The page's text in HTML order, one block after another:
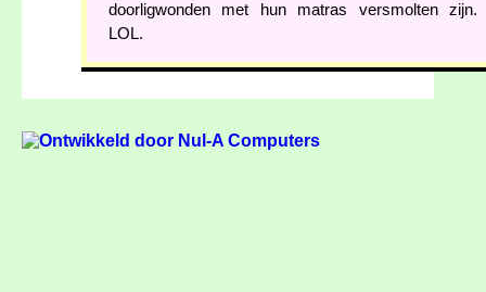
doorligwonden met hun matras versmolten zijn.
LOL.